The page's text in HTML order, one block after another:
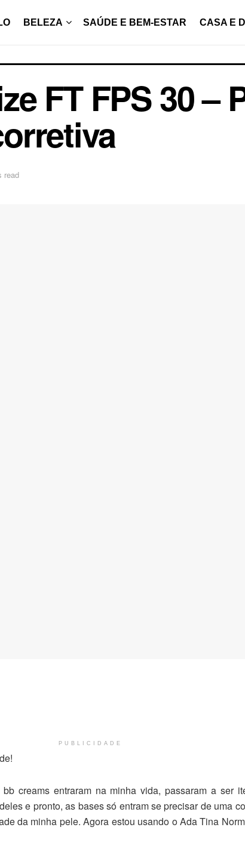
BELEZA SAÚDE E BEM-ESTAR CASA E
FT FPS 30 –
read
PUBLICIDADE
creams entraram na minha vida, passaram a ser
e pronto, as bases só entram se precisar de uma
da minha pele. Agora estou usando o Ada Tina